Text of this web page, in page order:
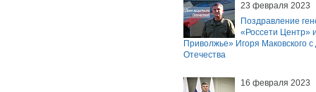
23 февраля 2023
Поздравление
«Россети Центр»
Приволжье» Игоря Маковского
Отечества
16 февраля 2023